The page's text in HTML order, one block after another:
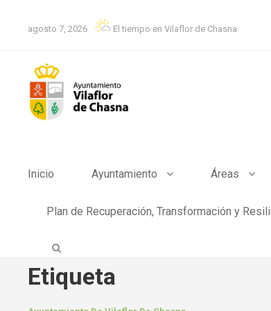
agosto 7, 2026 El tiempo en Vilaflor de Chasna
Inicio Ayuntamiento Áreas
Plan de Recuperación, Transformación y
Etiqueta